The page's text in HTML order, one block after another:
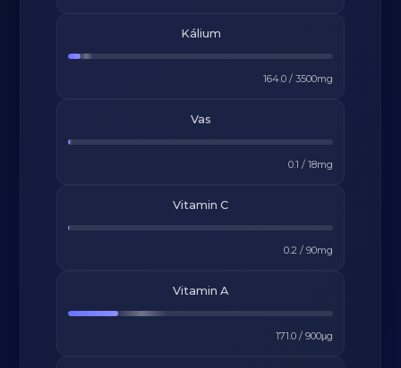
Kálium
164.0/ 3500mg
Vas
0.1 / 18mg
Vitamin C
0.2/ 90mg
Vitamin A
171.0/ 900μg